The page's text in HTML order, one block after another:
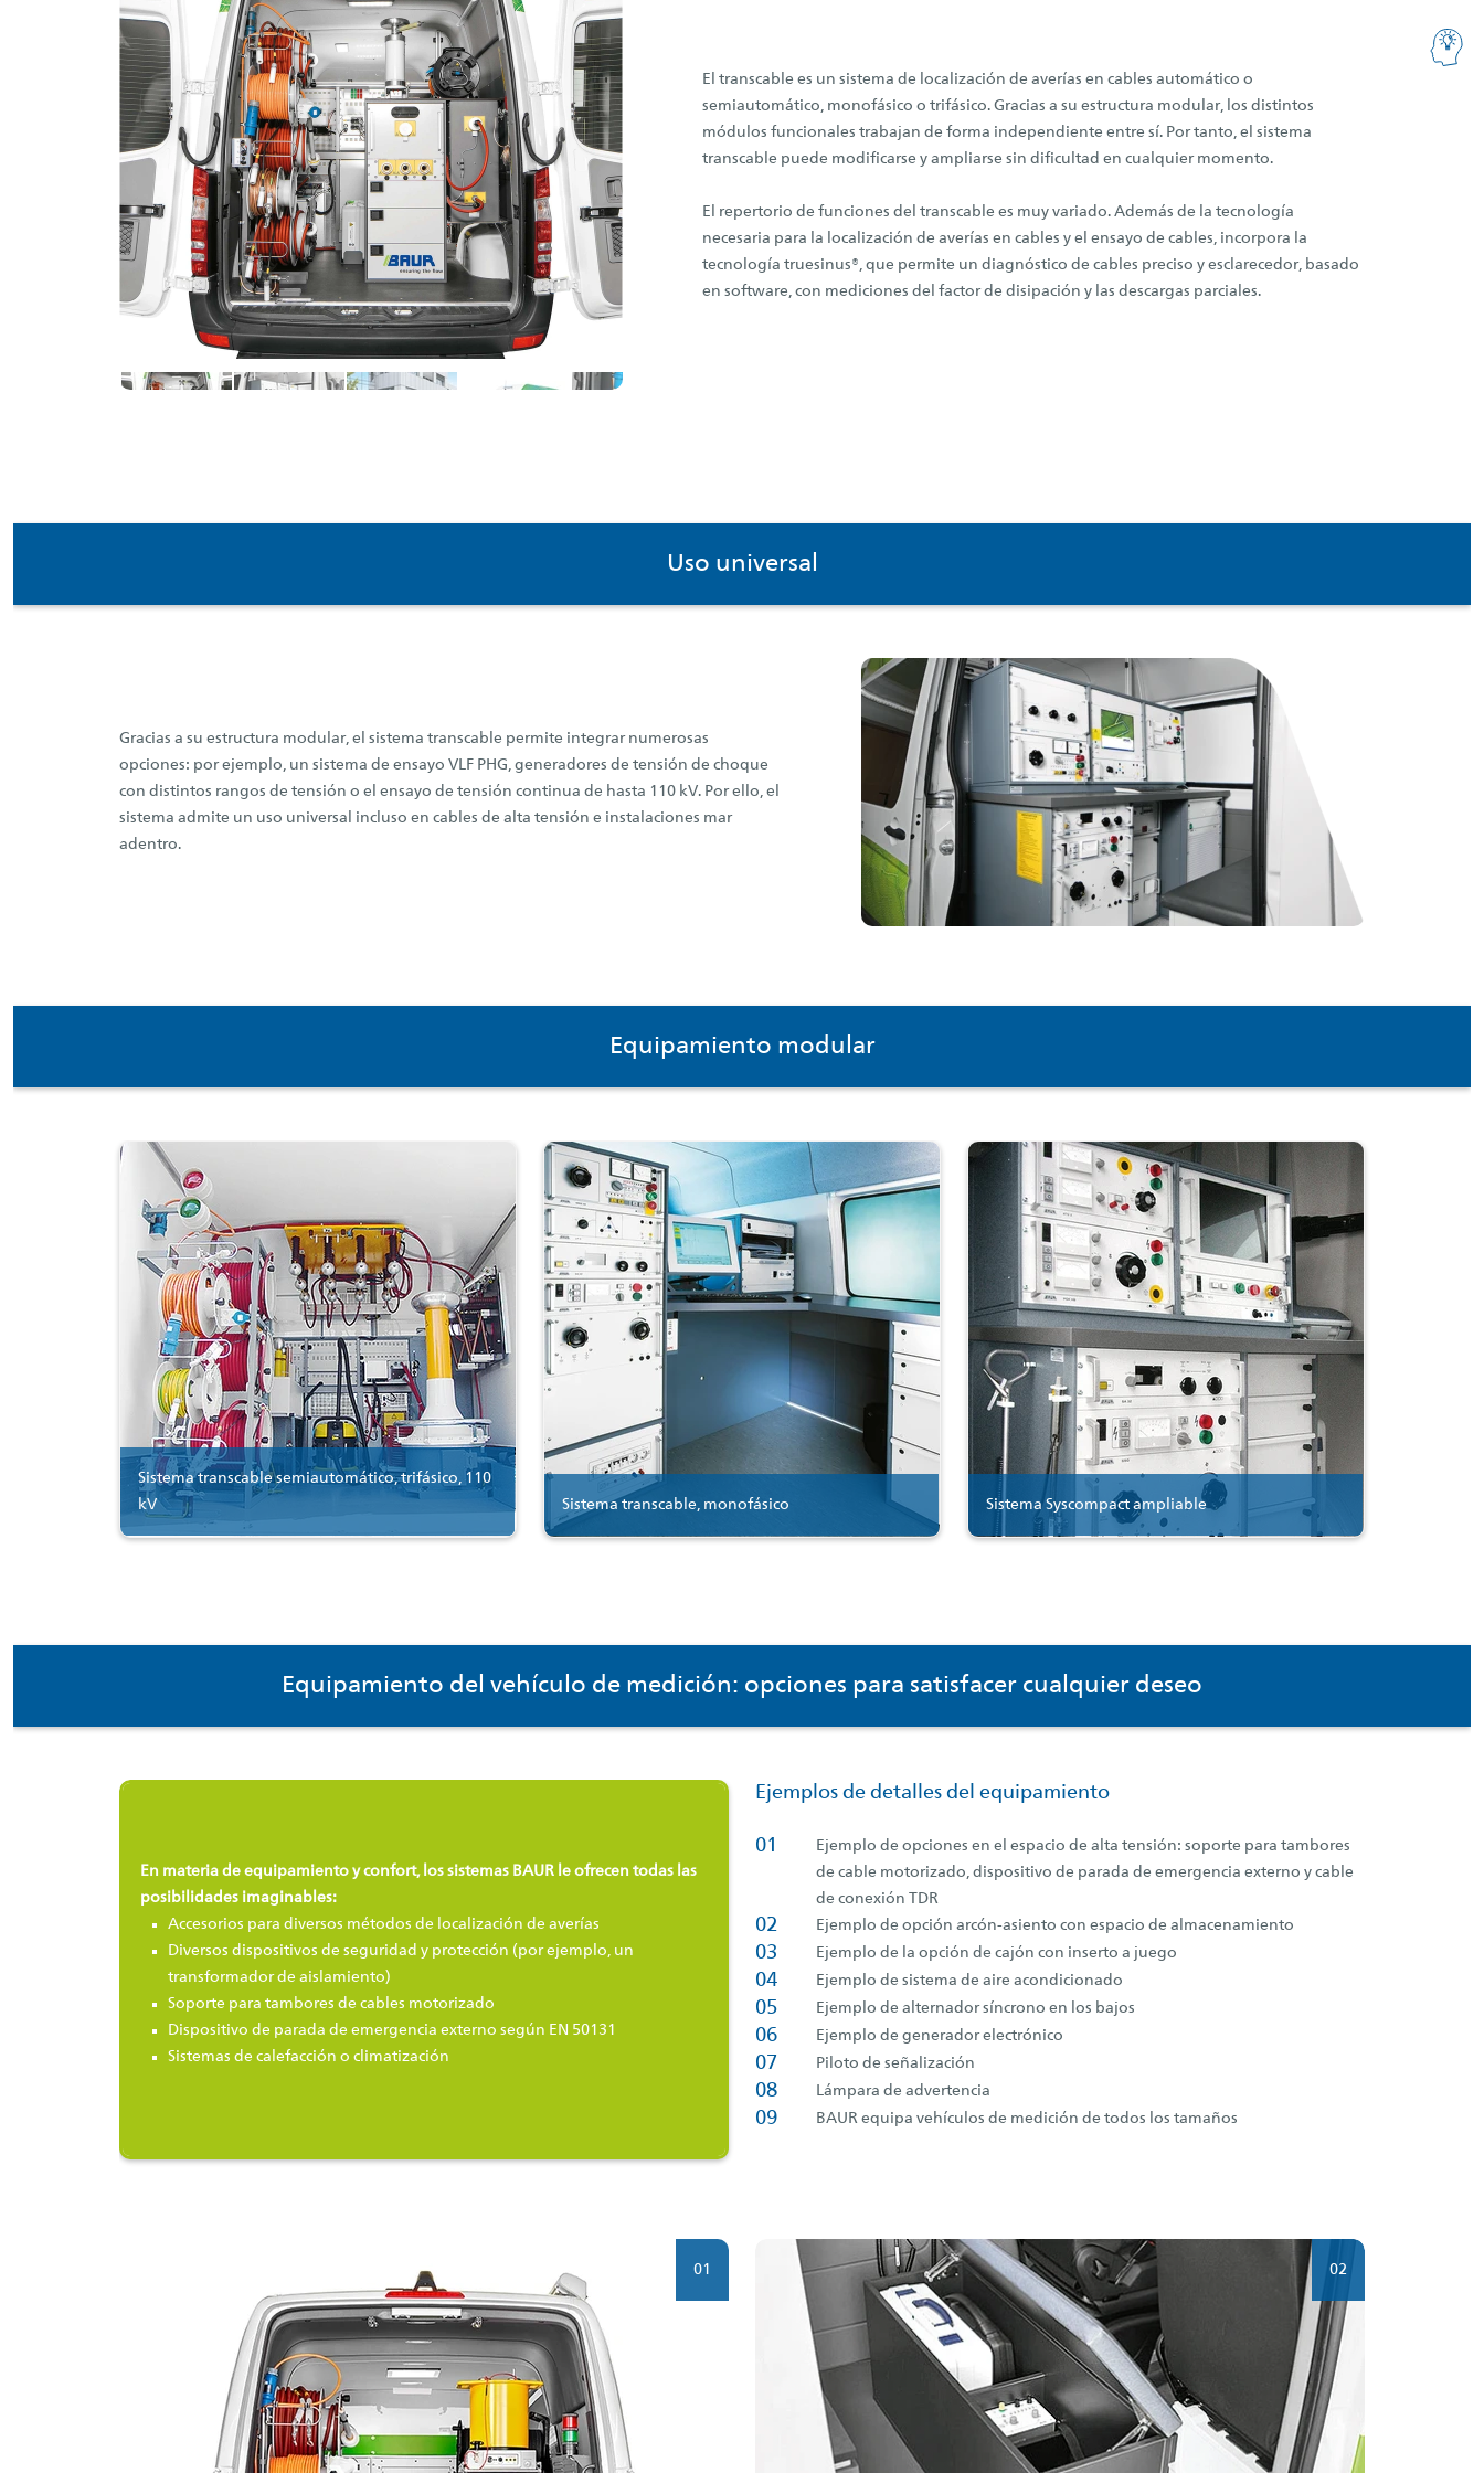
El transcable es un sistema de localización de averías en cables automático o
semiautomático, monofásico o trifásico. Gracias a su estructura modular, los distintos
módulos funcionales trabajan de forma independiente entre sí. Por tanto, el sistema
transcable puede modificarse y ampliarse sin dificultad en cualquier momento.
El repertorio de funciones del transcable es muy variado. Además de la tecnología
necesaria para la localización de averías en cables y el ensayo de cables, incorpora la
tecnología truesinus®, que permite un diagnóstico de cables preciso y esclarecedor, basado
en software, con mediciones del factor de disipación y las descargas parciales.
Uso universal
Gracias a su estructura modular, el sistema transcable permite integrar numerosas
opciones: por ejemplo, un sistema de ensayo VLF PHG, generadores de tensión de choque
con distintos rangos de tensión o el ensayo de tensión continua de hasta 110 kV. Por ello, el
sistema admite un uso universal incluso en cables de alta tensión e instalaciones mar
adentro.
Equipamiento modular
Sistema transcable semiautomático, trifásico, 110
kV
Sistema transcable, monofásico Sistema Syscompact ampliable
Equipamiento del vehículo de medición: opciones para satisfacer cualquier deseo
En materia de equipamiento y confort, los sistemas BAUR le ofrecen todas las
posibilidades imaginables:
Accesorios para diversos métodos de localización de averías
Diversos dispositivos de seguridad y protección (por ejemplo, un
transformador de aislamiento)
Soporte para tambores de cables motorizado
Dispositivo de parada de emergencia externo según EN 50131
Sistemas de calefacción o climatización
Ejemplos de detalles del equipamiento
01
Ejemplo de opciones en el espacio de alta tensión: soporte para tambores
de cable motorizado, dispositivo de parada de emergencia externo y cable
de conexión TDR
02 Ejemplo de opción arcón-asiento con espacio de almacenamiento
03 Ejemplo de la opción de cajón con inserto a juego
04 Ejemplo de sistema de aire acondicionado
05 Ejemplo de alternador síncrono en los bajos
06 Ejemplo de generador electrónico
07 Piloto de señalización
08 Lámpara de advertencia
09 BAUR equipa vehículos de medición de todos los tamaños
01 02